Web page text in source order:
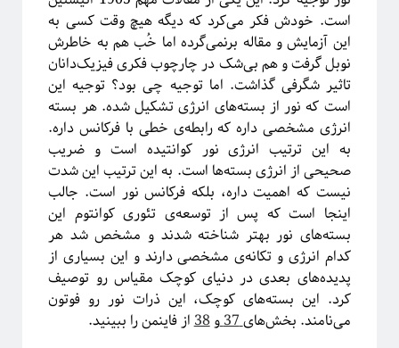
دسته‌ها
آموزش ریاضی
آموزشی
اخبار
اختر فیزیک
اسرار کوانتومی
اهداف سیتپور
برنامه‌نویسی و کار با داده
تاریخ علم
تصاویر
جامعه علمی
خرافات
است. خودش فکر می‌کرد که دیگه هیچ وقت کسی به
این آزمایش و مقاله برنمی‌گرده اما خُب هم به خاطرش
نوبل گرفت و هم بی‌شک درچارچوب فکری فیزیک‌دانان
تاثیر شگرفی گذاشت. اما توجیه چی بود؟ توجیه این
است که نور از بسته‌های انرژی تشکیل شده. هر بسته
انرژی مشخصی داره که رابطه‌ی خطی با فرکانس داره.
به این ترتیب انرژی نور کوانتیده است و ضریب
صحیحی از انرژی بسته‌ها است. به این ترتیب این شدت
نیست که اهمیت داره، بلکه فرکانس نور است. جالب
اینجا است که پس از توسعه‌ی تئوری کوانتوم این
بسته‌های نور بهتر شناخته شدند و مشخص شد هر
کدام انرژی و تکانه‌ی مشخصی دارند و این بسیاری از
پدیده‌های بعدی در دنیای کوچک مقیاس رو توصیف
کرد. این بسته‌های کوچک، این ذرات نور رو فوتون
می‌نامند. بخش‌های37 و38از فاینمن را ببینید.